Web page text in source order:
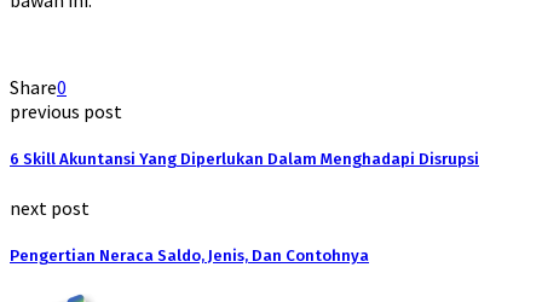
Share0
previous post
6 Skill Akuntansi Yang Diperlukan Dalam Menghadapi Disrupsi
next post
Pengertian Neraca Saldo, Jenis, Dan Contohnya